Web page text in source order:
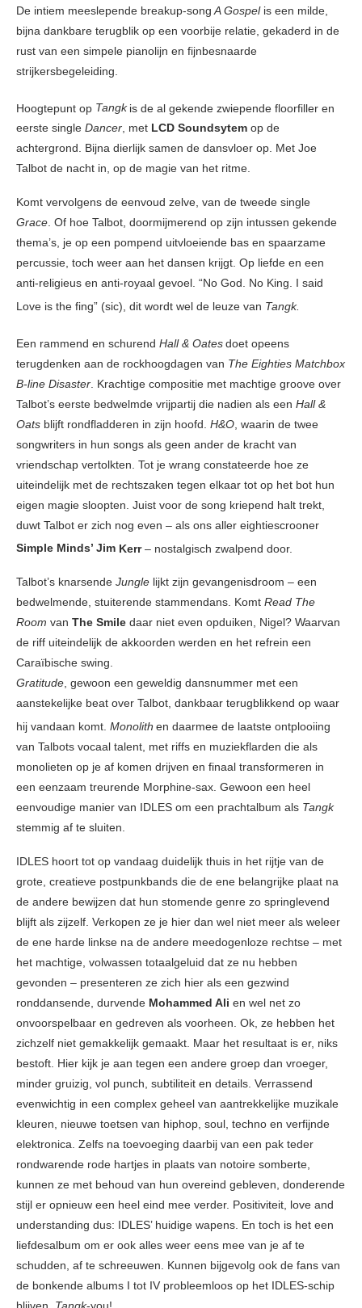
De intiem meeslepende breakup-song A Gospelis een milde,
bijna dankbare terugblik op een voorbije relatie, gekaderd in de
rust van een simpele pianolijn en fijnbesnaarde
strijkersbegeleiding.
Hoogtepunt op Tangk is de al gekende zwiepende floorfiller en
eerste single Dancer, met LCD Soundsytem op de
achtergrond. Bijna dierlijk samen de dansvloer op. Met Joe
Talbot de nacht in, op de magie van het ritme.
Komt vervolgens de eenvoud zelve, van de tweede single
Grace. Of hoe Talbot, doormijmerend op zijn intussen gekende
thema’s, je op een pompend uitvloeiende bas en spaarzame
percussie, toch weer aan het dansen krijgt. Op liefde en een
anti-religieus en anti-royaal gevoel. “No God. No King. I said
Love is the fing” (sic), dit wordt wel de leuze van Tangk.
Een rammend en schurend Hall & Oatesdoet opeens
terugdenken aan de rockhoogdagen van The Eighties Matchbox
B-line Disaster . Krachtige compositie met machtige groove over
Talbot’s eerste bedwelmde vrijpartij die nadien als een Hall &
Oats blijft rondfladderen in zijn hoofd. H&O , waarin de twee
songwriters in hun songs als geen ander de kracht van
vriendschap vertolkten. Tot je wrang constateerde hoe ze
uiteindelijk met de rechtszaken tegen elkaar tot op het bot hun
eigen magie sloopten. Juist voor de song kriepend halt trekt,
duwt Talbot er zich nog even – als ons aller eightiescrooner
Simple Minds’ Jim Kerr– nostalgisch zwalpend door.
Talbot’s knarsende Jungle lijkt zijn gevangenisdroom – een
bedwelmende, stuiterende stammendans. Komt Read The
Room van The Smile daar niet even opduiken, Nigel? Waarvan
de riff uiteindelijk de akkoorden werden en het refrein een
Caraïbische swing.
Gratitude, gewoon een geweldig dansnummer met een
aanstekelijke beat over Talbot, dankbaar terugblikkend op waar
hij vandaan komt. Monolith en daarmee de laatste ontplooiing
van Talbots vocaal talent, met riffs en muziekflarden die als
monolieten op je af komen drijven en finaal transformeren in
een eenzaam treurende Morphine-sax. Gewoon een heel
eenvoudige manier van IDLES om een prachtalbum als Tangk
stemmig af te sluiten.
IDLES hoort tot op vandaag duidelijk thuis in het rijtje van de
grote, creatieve postpunkbands die de ene belangrijke plaat na
de andere bewijzen dat hun stomende genre zo springlevend
blijft als zijzelf. Verkopen ze je hier dan wel niet meer als weleer
de ene harde linkse na de andere meedogenloze rechtse – met
het machtige, volwassen totaalgeluid dat ze nu hebben
gevonden – presenteren ze zich hier als een gezwind
ronddansende, durvende Mohammed Ali en wel net zo
onvoorspelbaar en gedreven als voorheen. Ok, ze hebben het
zichzelf niet gemakkelijk gemaakt. Maar het resultaat is er, niks
bestoft. Hier kijk je aan tegen een andere groep dan vroeger,
minder gruizig, vol punch, subtiliteit en details. Verrassend
evenwichtig in een complex geheel van aantrekkelijke muzikale
kleuren, nieuwe toetsen van hiphop, soul, techno en verfijnde
elektronica. Zelfs na toevoeging daarbij van een pak teder
rondwarende rode hartjes in plaats van notoire somberte,
kunnen ze met behoud van hun overeind gebleven, donderende
stijl er opnieuw een heel eind mee verder. Positiviteit, love and
understanding dus: IDLES’ huidige wapens. En toch is het een
liefdesalbum om er ook alles weer eens mee van je af te
schudden, af te schreeuwen. Kunnen bijgevolg ook de fans van
de bonkende albums I tot IV probleemloos op het IDLES-schip